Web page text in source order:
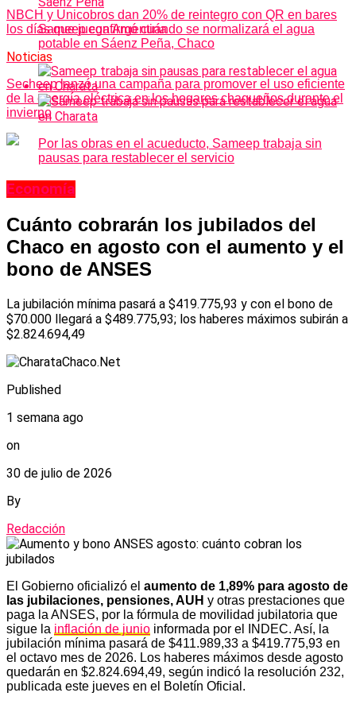
NBCH y Unicobros dan 20% de reintegro con QR en bares
los días que juega Argentina
Noticias
Secheep lanzó una campaña para promover el uso eficiente
de la energía eléctrica en los hogares chaqueños durante el
invierno
Sameep confirmó cuándo se normalizará el agua
potable en Sáenz Peña, Chaco
Por las obras en el acueducto, Sameep trabaja sin
pausas para restablecer el servicio
Economía
Cuánto cobrarán los jubilados del
Chaco en agosto con el aumento y el
bono de ANSES
La jubilación mínima pasará a $419.775,93 y con el bono de
$70.000 llegará a $489.775,93; los haberes máximos subirán a
$2.824.694,49
Published
1 semana ago
on
30 de julio de 2026
By
Redacción
El Gobierno oficializó el aumento de 1,89% para agosto de
las jubilaciones, pensiones, AUH y otras prestaciones que
paga la ANSES, por la fórmula de movilidad jubilatoria que
sigue la inflación de junio informada por el INDEC. Así, la
jubilación mínima pasará de $411.989,33 a $419.775,93 en
el octavo mes de 2026. Los haberes máximos desde agosto
quedarán en $2.824.694,49, según indicó la resolución 232,
publicada este jueves en el Boletín Oficial.